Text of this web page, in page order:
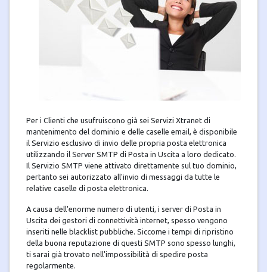
Per i Clienti che usufruiscono già sei Servizi Xtranet di
mantenimento del dominio e delle caselle email, è disponibile
il Servizio esclusivo di invio delle propria posta elettronica
utilizzando il Server SMTP di Posta in Uscita a loro dedicato.
Il Servizio SMTP viene attivato direttamente sul tuo dominio,
pertanto sei autorizzato all'invio di messaggi da tutte le
relative caselle di posta elettronica.
A causa dell'enorme numero di utenti, i server di Posta in
Uscita dei gestori di connettività internet, spesso vengono
inseriti nelle blacklist pubbliche. Siccome i tempi di ripristino
della buona reputazione di questi SMTP sono spesso lunghi,
ti sarai già trovato nell'impossibilità di spedire posta
regolarmente.